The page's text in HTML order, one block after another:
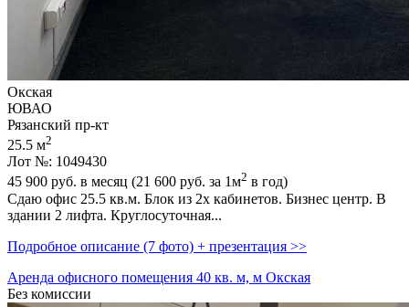
Окская
ЮВАО
Рязанский пр-кт
25.5 м2
Лот №: 1049430
45 900 руб. в месяц (21 600 руб. за 1м2 в год)
Сдаю офис 25.5 кв.м. Блок из 2х кабинетов. Бизнес центр. В
здании 2 лифта. Круглосуточная...
Подробное описание (7 фото) + презентация >>
Аренда офисного помещения 40 кв. м, м Окская
Без комиссии